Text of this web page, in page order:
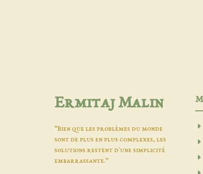
Ermitaj Malin
“Bien que les problèmes du monde
sont de plus en plus complexes, les
solutions restent d'une simplicité
embarrassante.”